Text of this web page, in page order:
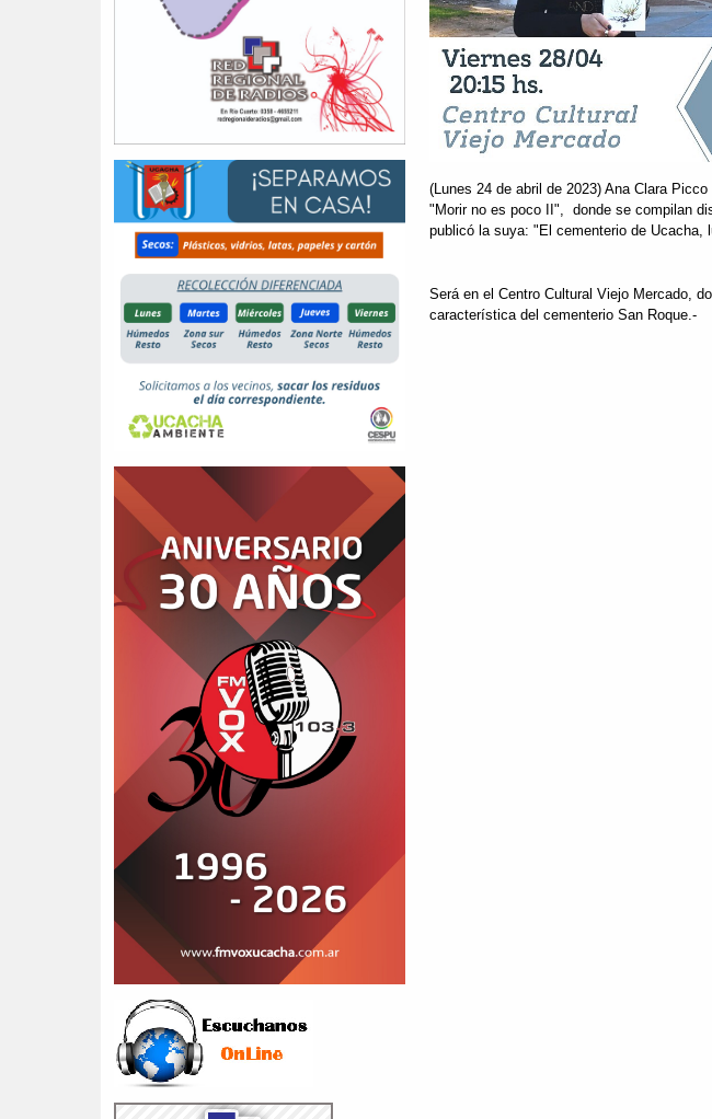
(Lunes 24 de abril de 2023) Ana Clara
"Morir no es poco II", donde se compilan
publicó la suya: "El cementerio de Ucacha,
Será en el Centro Cultural Viejo Mercado,
característica del cementerio San Roque.-